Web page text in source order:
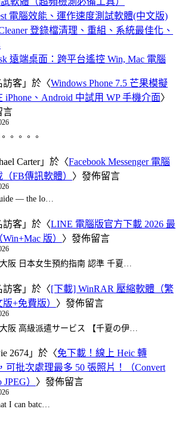
電腦效能、運作速度測試軟體(中文版)
登錄檔清理、重組、系統最佳化、
遠端桌面：跨平台遙控 Win, Mac 電腦
訪客 」於〈Windows Phone 7.5 芒果模擬
iPhone、Android 中試用 WP 手機介面〉
言
。。。。
Carter」於〈Facebook Messenger 電腦
FB傳訊軟體） 〉發佈留言
— the lo…
訪客 」於〈LINE 電腦版官方下載 2026 最
版） 〉發佈留言
阪 日本女生預約指南 認準 千夏…
訪客 」於〈[下載] WinRAR 壓縮軟體（繁
+免費版） 〉發佈留言
阪 高級派遣サービス 【千夏の伊…
2674 」於〈免下載！線上 Heic 轉
可批次處理最多 50 張照片！（Convert
） 〉發佈留言
I can batc…